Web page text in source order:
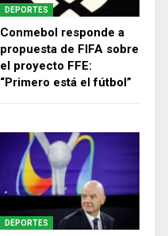
DEPORTES
Conmebol responde a
propuesta de FIFA sobre
el proyecto FFE:
“Primero está el fútbol”
DEPORTES